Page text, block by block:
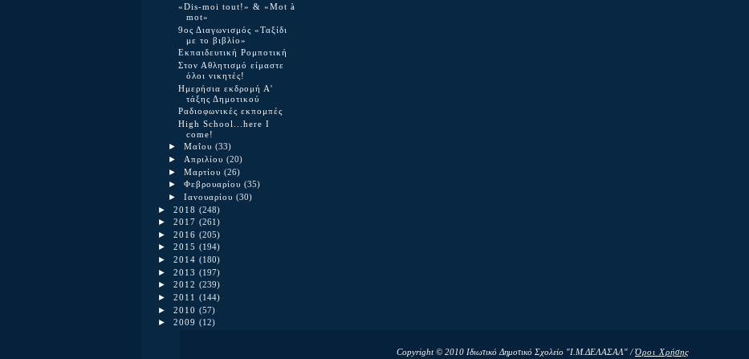
«Dis-moi tout!» & «Mot à
mot»
9ος Διαγωνισμός «Ταξίδι
με το βιβλίο»
Εκπαιδευτική Ρομποτική
Στον Αθλητισμό είμαστε
όλοι νικητές!
Ημερήσια εκδρομή Α'
τάξης Δημοτικού
Ραδιοφωνικές εκπομπές
High School...here I
come!
► Μαΐου (33)
► Απριλίου (20)
► Μαρτίου (26)
► Φεβρουαρίου (35)
► Ιανουαρίου (30)
► 2018 (248)
► 2017 (261)
► 2016 (205)
► 2015 (194)
► 2014 (180)
► 2013 (197)
► 2012 (239)
► 2011 (144)
► 2010 (57)
► 2009 (12)
Copyright © 2010 Ιδιωτικό Δημοτικό Σχολείο "Ι.Μ.ΔΕΛΑΣΑΛ" /Όροι Χρήσης